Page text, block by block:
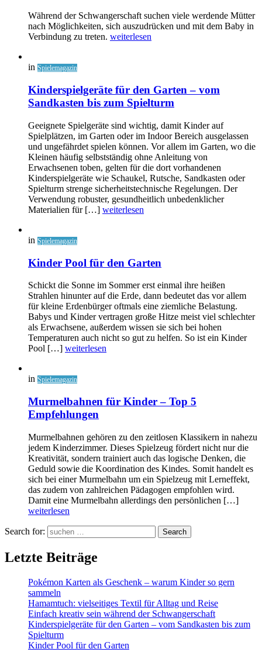
Während der Schwangerschaft suchen viele werdende Mütter
nach Möglichkeiten, sich auszudrücken und mit dem Baby in
Verbindung zu treten. weiterlesen
in Spielemagazin
Kinderspielgeräte für den Garten – vom
Sandkasten bis zum Spielturm
Geeignete Spielgeräte sind wichtig, damit Kinder auf
Spielplätzen, im Garten oder im Indoor Bereich ausgelassen
und ungefährdet spielen können. Vor allem im Garten, wo die
Kleinen häufig selbstständig ohne Anleitung von
Erwachsenen toben, gelten für die dort vorhandenen
Kinderspielgeräte wie Schaukel, Rutsche, Sandkasten oder
Spielturm strenge sicherheitstechnische Regelungen. Der
Verwendung robuster, gesundheitlich unbedenklicher
Materialien für […] weiterlesen
in Spielemagazin
Kinder Pool für den Garten
Schickt die Sonne im Sommer erst einmal ihre heißen
Strahlen hinunter auf die Erde, dann bedeutet das vor allem
für kleine Erdenbürger oftmals eine ziemliche Belastung.
Babys und Kinder vertragen große Hitze meist viel schlechter
als Erwachsene, außerdem wissen sie sich bei hohen
Temperaturen auch nicht so gut zu helfen. So ist ein Kinder
Pool […] weiterlesen
in Spielemagazin
Murmelbahnen für Kinder – Top 5
Empfehlungen
Murmelbahnen gehören zu den zeitlosen Klassikern in nahezu
jedem Kinderzimmer. Dieses Spielzeug fördert nicht nur die
Kreativität, sondern trainiert auch das logische Denken, die
Geduld sowie die Koordination des Kindes. Somit handelt es
sich bei einer Murmelbahn um ein Spielzeug mit Lerneffekt,
das zudem von zahlreichen Pädagogen empfohlen wird.
Damit eine Murmelbahn allerdings den persönlichen […]
weiterlesen
Search for: Search
Letzte Beiträge
Pokémon Karten als Geschenk – warum Kinder so gern
sammeln
Hamamtuch: vielseitiges Textil für Alltag und Reise
Einfach kreativ sein während der Schwangerschaft
Kinderspielgeräte für den Garten – vom Sandkasten bis zum
Spielturm
Kinder Pool für den Garten